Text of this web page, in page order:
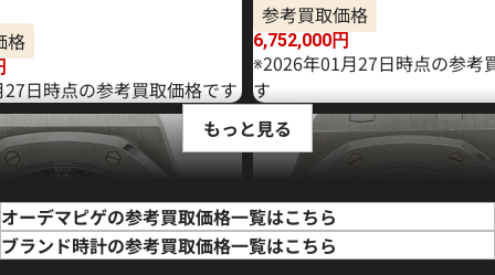
格
日時点の参考買取価格です
参考買取価格
6,752,000円
※2026年01月27日時点の参考
す
もっと見る
オーデマピゲの参考買取価格一覧はこちら
ブランド時計の参考買取価格一覧はこちら